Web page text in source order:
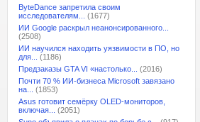
ByteDance запретила своим
исследователям...
(1677)
ИИ Google раскрыл неанонсированного...
(2508)
ИИ научился находить уязвимости в ПО, но
для...
(1186)
Предзаказы GTA VI «настолько...
(2016)
Почти 70 % ИИ-бизнеса Microsoft завязано
на...
(1853)
Asus готовит семёрку OLED-мониторов,
включая...
(2051)